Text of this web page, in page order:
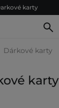
karty
do 24 hod.
balení
Dárkové karty
karty